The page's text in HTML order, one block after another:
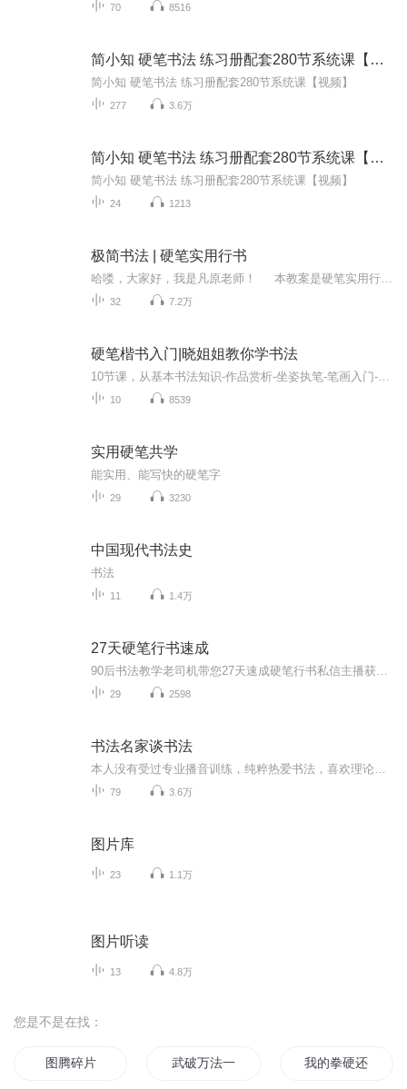
70 8516
简小知 硬笔书法 练习册配套280节系统课【视频】
简小知 硬笔书法 练习册配套280节系统课【视频】
277 3.6万
简小知 硬笔书法 练习册配套280节系统课【视频】
简小知 硬笔书法 练习册配套280节系统课【视频】
24 1213
极简书法 | 硬笔实用行书
32 7.2万
硬笔楷书入门|晓姐姐教你学书法
10 8539
实用硬笔共学
能实用、能写快的硬笔字
29 3230
中国现代书法史
书法
11 1.4万
27天硬笔行书速成
29 2598
书法名家谈书法
79 3.6万
图片库
23 1.1万
图片听读
13 4.8万
您是不是在找：
图腾碎片 武破万法一片天 我的拳硬还是你